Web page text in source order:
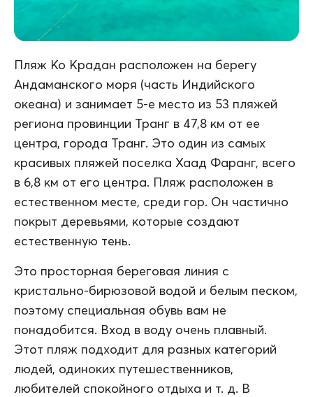
Пляж Ко Крадан расположен на берегу
Андаманского моря (часть Индийского
океана) и занимает 5-е место из 53 пляжей
региона провинции Транг в 47,8 км от ее
центра, города Транг. Это один из самых
красивых пляжей поселка Хаад Фаранг, всего
в 6,8 км от его центра. Пляж расположен в
естественном месте, среди гор. Он частично
покрыт деревьями, которые создают
естественную тень.
Это просторная береговая линия с
кристально-бирюзовой водой и белым песком,
поэтому специальная обувь вам не
понадобится. Вход в воду очень плавный.
Этот пляж подходит для разных категорий
людей, одиноких путешественников,
любителей спокойного отдыха и т. д. В